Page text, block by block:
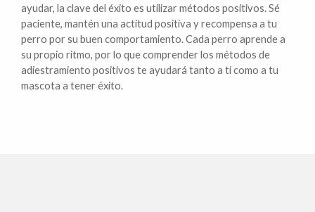
ayudar, la clave del éxito es utilizar métodos positivos. Sé
paciente, mantén una actitud positiva y recompensa a tu
perro por su buen comportamiento. Cada perro aprende a
su propio ritmo, por lo que comprender los métodos de
adiestramiento positivos te ayudará tanto a ti como a tu
mascota a tener éxito.